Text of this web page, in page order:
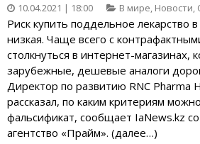
10.04.2021 | 18:00 В мире, Новости,
Риск купить поддельное лекарство
низкая. Чаще всего с
столкнуться в интернет-магазинах,
зарубежные, дешевые аналоги
Директор по развитию RNC Pharma
рассказал, по каким критериям
фальсификат, сообщает IaNews.kz
агентство «Прайм». (далее…)